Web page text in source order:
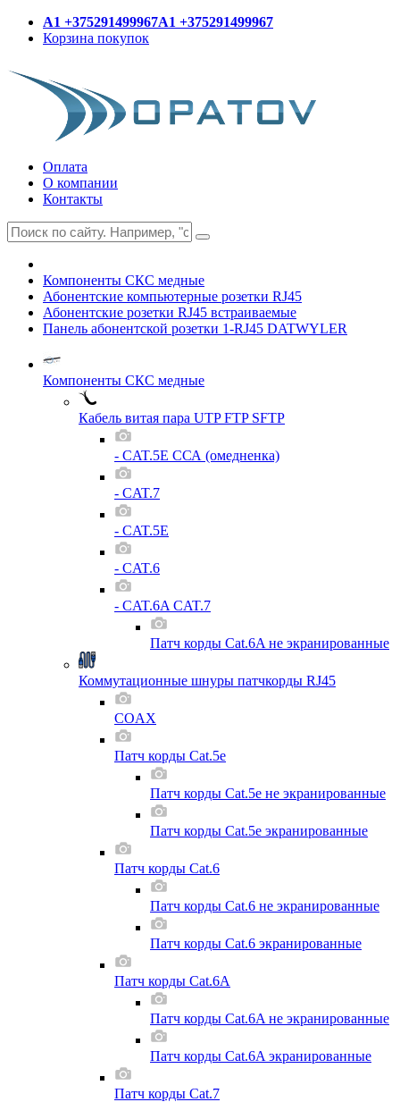
A1 +375291499967A1 +375291499967
Корзина покупок
Оплата
О компании
Контакты
Компоненты СКС медные
Абонентские компьютерные розетки RJ45
Абонентские розетки RJ45 встраиваемые
Панель абонентской розетки 1-RJ45 DATWYLER
Компоненты СКС медные
Кабель витая пара UTP FTP SFTP
- CAT.5E ССА (омедненка)
- CAT.7
- CAT.5E
- CAT.6
- CAT.6A CAT.7
Патч корды Cat.6A не экранированные
Коммутационные шнуры патчкорды RJ45
COAX
Патч корды Cat.5e
Патч корды Cat.5e не экранированные
Патч корды Cat.5e экранированные
Патч корды Cat.6
Патч корды Cat.6 не экранированные
Патч корды Cat.6 экранированные
Патч корды Cat.6A
Патч корды Cat.6A не экранированные
Патч корды Cat.6A экранированные
Патч корды Cat.7